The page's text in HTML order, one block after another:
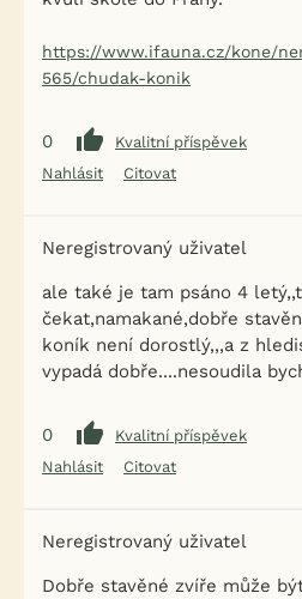
https://www.ifauna.cz/kone/
565/chudak-konik
0
Kvalitní příspěvek
Nahlásit
Citovat
Neregistrovaný uživatel
ale také je tam psáno 4
čekat,namakané,dobře
koník není dorostlý,,,a z
vypadá dobře....nesoudila
0
Kvalitní příspěvek
Nahlásit
Citovat
Neregistrovaný uživatel
Dobře stavěné zvíře může